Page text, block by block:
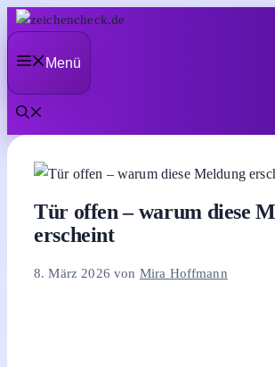
Zum
Inhalt
springenMenü
Tür offen – warum diese
erscheint
8. März 2026 von Mira Hoffmann